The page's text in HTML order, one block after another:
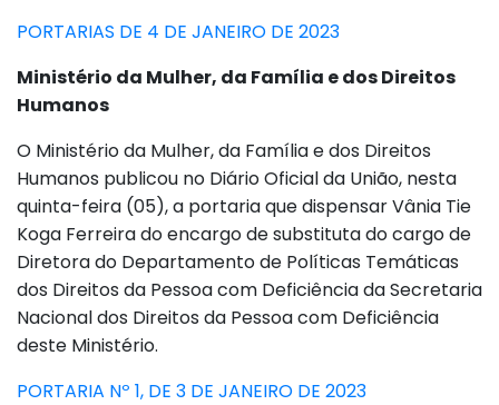
PORTARIAS DE 4 DE JANEIRO DE 2023
Ministério da Mulher, da Família e dos Direitos
Humanos
O Ministério da Mulher, da Família e dos Direitos
Humanos publicou no Diário Oficial da União, nesta
quinta-feira (05), a portaria que dispensar Vânia Tie
Koga Ferreira do encargo de substituta do cargo de
Diretora do Departamento de Políticas Temáticas
dos Direitos da Pessoa com Deficiência da Secretaria
Nacional dos Direitos da Pessoa com Deficiência
deste Ministério.
PORTARIA Nº 1, DE 3 DE JANEIRO DE 2023